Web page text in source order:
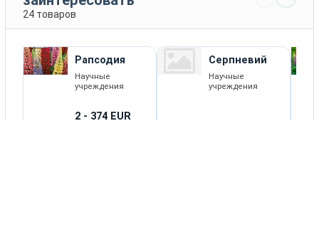
24 товаров
Рапсодия
Научные
учреждения
2 - 374 EUR
Серпневий
Научные
учреждения